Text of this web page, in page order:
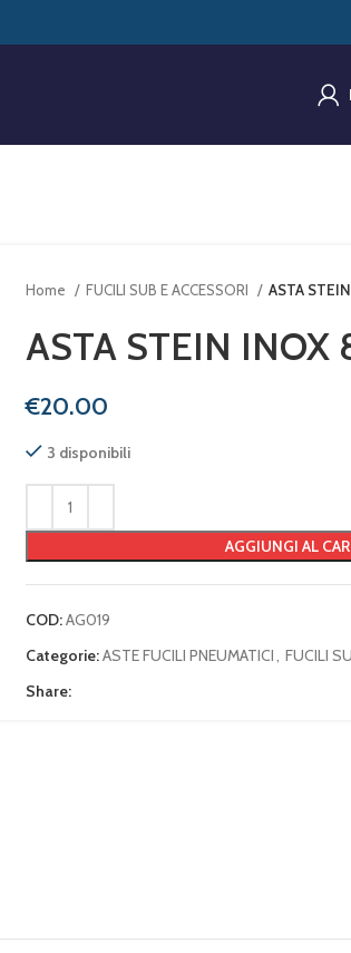
Home FUCILI SUB E ACCESSORI ASTA
ASTA STEIN
€
3 disponibili
AGGIUNGI AL
COD:AG019
Categorie:ASTE FUCILI PNEUMATICI, FUCILI
Share: